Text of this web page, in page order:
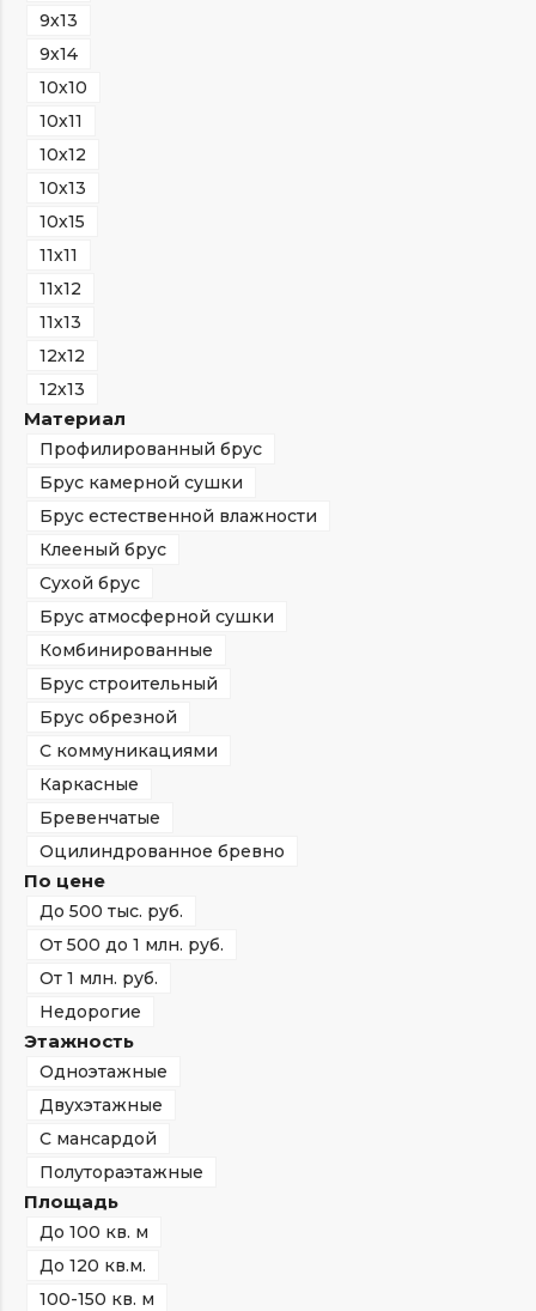
9х13
9х14
10х10
10х11
10х12
10х13
10х15
11х11
11х12
11х13
12х12
12х13
Материал
Профилированный брус
Брус камерной сушки
Брус естественной влажности
Клееный брус
Сухой брус
Брус атмосферной сушки
Комбинированные
Брус строительный
Брус обрезной
С коммуникациями
Каркасные
Бревенчатые
Оцилиндрованное бревно
По цене
До 500 тыс. руб.
От 500 до 1 млн. руб.
От 1 млн. руб.
Недорогие
Этажность
Одноэтажные
Двухэтажные
С мансардой
Полутораэтажные
Площадь
До 100 кв. м
До 120 кв.м.
100-150 кв. м